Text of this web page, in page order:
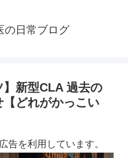
の日常ブログ
】新型CLA 過去の
どれがかっこい
告を利用しています。